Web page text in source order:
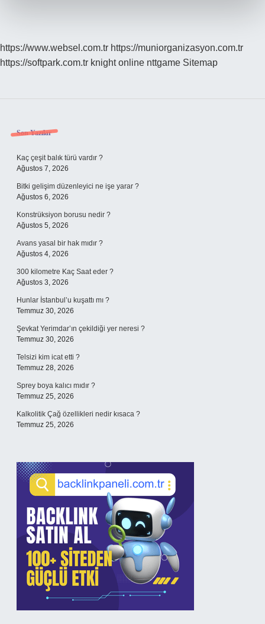
https://www.websel.com.tr https://muniorganizasyon.com.tr
https://softpark.com.tr knight online nttgame Sitemap
Sidebar
Son Yazılar
Kaç çeşit balık türü vardır ?
Ağustos 7, 2026
Bitki gelişim düzenleyici ne işe yarar ?
Ağustos 6, 2026
Konstrüksiyon borusu nedir ?
Ağustos 5, 2026
Avans yasal bir hak mıdır ?
Ağustos 4, 2026
300 kilometre Kaç Saat eder ?
Ağustos 3, 2026
Hunlar İstanbul’u kuşattı mı ?
Temmuz 30, 2026
Şevkat Yerimdar’ın çekildiği yer neresi ?
Temmuz 30, 2026
Telsizi kim icat etti ?
Temmuz 28, 2026
Sprey boya kalıcı mıdır ?
Temmuz 25, 2026
Kalkolitik Çağ özellikleri nedir kısaca ?
Temmuz 25, 2026